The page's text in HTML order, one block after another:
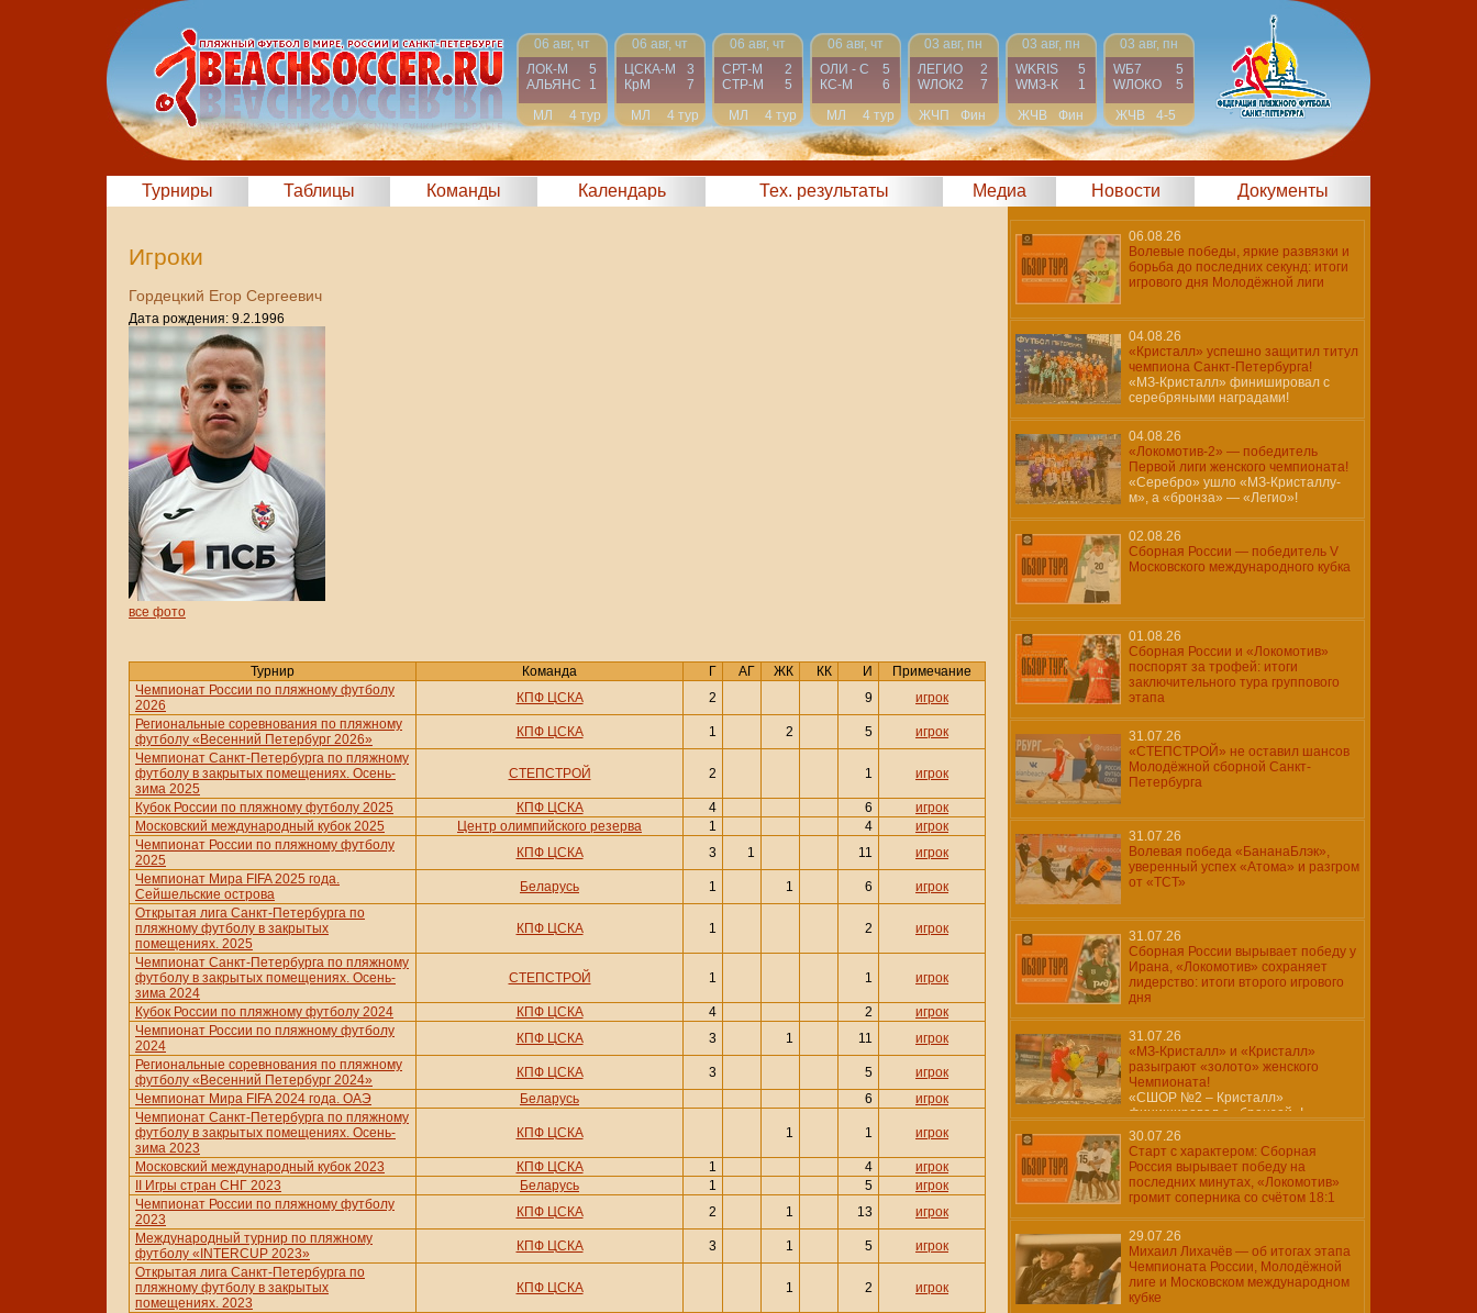
06 авг, чт
ЛОК-М
5
АЛЬЯНС
1
МЛ
4 тур
06 авг, чт
ЦСКА-М
3
КрМ
7
МЛ
4 тур
06 авг, чт
СРТ-М
2
СТР-М
5
МЛ
4 тур
06 авг, чт
ОЛИ - С
5
КС-М
6
МЛ
4 тур
03 авг, пн
ЛЕГИО
2
WЛОК2
7
ЖЧП
Фин
03 авг, пн
WKRIS
5
WМЗ-К
1
ЖЧВ
Фин
03 авг, пн
WБ7
5
WЛОКО
5
ЖЧВ
4-5
Турниры Таблицы Команды Календарь Тех. результаты Медиа Новости Документы
Игроки
Гордецкий Егор Сергеевич
Дата рождения: 9.2.1996
все фото
Турнир Команда Г АГ ЖК КК И
Примечание
Чемпионат России по пляжному футболу
2026
КПФ ЦСКА 2 9
игрок
Региональные соревнования по пляжному
футболу «Весенний Петербург 2026»
КПФ ЦСКА 1 2 5
игрок
Чемпионат Санкт-Петербурга по пляжному
футболу в закрытых помещениях. Осень-
зима 2025
СТЕПСТРОЙ 2 1 игрок
Кубок России по пляжному футболу 2025 КПФ ЦСКА 4 6
игрок
Московский международный кубок 2025
Центр олимпийского резерва 1 4
игрок
Чемпионат России по пляжному футболу
2025
КПФ ЦСКА 3 1 11
игрок
Чемпионат Мира FIFA 2025 года.
Сейшельские острова
Беларусь 1 1 6
игрок
Открытая лига Санкт-Петербурга по
пляжному футболу в закрытых
помещениях. 2025
КПФ ЦСКА 1 2 игрок
Чемпионат Санкт-Петербурга по пляжному
футболу в закрытых помещениях. Осень-
зима 2024
СТЕПСТРОЙ 1 1 игрок
Кубок России по пляжному футболу 2024 КПФ ЦСКА 4 2
игрок
Чемпионат России по пляжному футболу
2024
КПФ ЦСКА 3 1 11
игрок
Региональные соревнования по пляжному
футболу «Весенний Петербург 2024»
КПФ ЦСКА 3 5
игрок
Чемпионат Мира FIFA 2024 года. ОАЭ
Беларусь 6
игрок
Чемпионат Санкт-Петербурга по пляжному
футболу в закрытых помещениях. Осень-
зима 2023
КПФ ЦСКА 1 1 игрок
Московский международный кубок 2023 КПФ ЦСКА 1 4
игрок
II Игры стран СНГ 2023
Беларусь 1 5
игрок
Чемпионат России по пляжному футболу
2023
КПФ ЦСКА 2 1 13
игрок
Международный турнир по пляжному
футболу «INTERCUP 2023»
КПФ ЦСКА 3 1 5
игрок
Открытая лига Санкт-Петербурга по
пляжному футболу в закрытых
помещениях. 2023
КПФ ЦСКА 1 2 игрок
06.08.26
Волевые победы, яркие развязки и
борьба до последних секунд: итоги
игрового дня Молодёжной лиги
04.08.26
«Кристалл» успешно защитил титул
чемпиона Санкт-Петербурга!
«МЗ-Кристалл» финишировал с
серебряными наградами!
04.08.26
«Локомотив-2» — победитель
Первой лиги женского чемпионата!
«Серебро» ушло «МЗ-Кристаллу-
м», а «бронза» — «Легио»!
02.08.26
Сборная России — победитель V
Московского международного кубка
01.08.26
Сборная России и «Локомотив»
поспорят за трофей: итоги
заключительного тура группового
этапа
31.07.26
«СТЕПСТРОЙ» не оставил шансов
Молодёжной сборной Санкт-
Петербурга
31.07.26
Волевая победа «БананаБлэк»,
уверенный успех «Атома» и разгром
от «ТСТ»
31.07.26
Сборная России вырывает победу у
Ирана, «Локомотив» сохраняет
лидерство: итоги второго игрового
дня
31.07.26
«МЗ-Кристалл» и «Кристалл»
разыграют «золото» женского
Чемпионата!
«СШОР №2 – Кристалл»
финишировал с «бронзой»!
30.07.26
Старт с характером: Сборная
Россия вырывает победу на
последних минутах, «Локомотив»
громит соперника со счётом 18:1
29.07.26
Михаил Лихачёв — об итогах этапа
Чемпионата России, Молодёжной
лиге и Московском международном
кубке